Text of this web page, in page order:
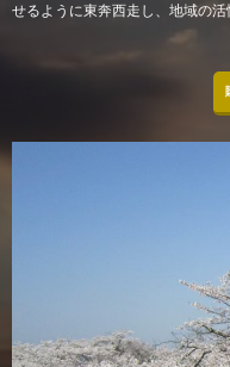
せるように東奔西走し、地域の活